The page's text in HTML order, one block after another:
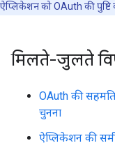
ऐप्लिकेशन को OAuth की पुष्टि
मिलते-जुलते
OAuth की
चुनना
ऐप्लिकेशन की